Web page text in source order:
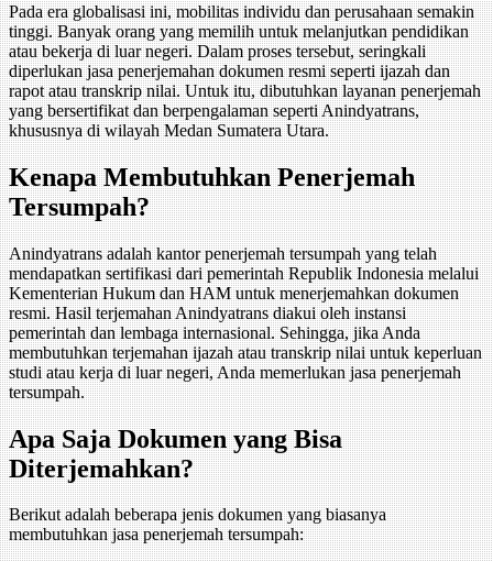
Pada era globalisasi ini, mobilitas individu dan perusahaan semakin
tinggi. Banyak orang yang memilih untuk melanjutkan pendidikan
atau bekerja di luar negeri. Dalam proses tersebut, seringkali
diperlukan jasa penerjemahan dokumen resmi seperti ijazah dan
rapot atau transkrip nilai. Untuk itu, dibutuhkan layanan penerjemah
yang bersertifikat dan berpengalaman seperti Anindyatrans,
khususnya di wilayah Medan Sumatera Utara.
Kenapa Membutuhkan Penerjemah
Tersumpah?
Anindyatrans adalah kantor penerjemah tersumpah yang telah
mendapatkan sertifikasi dari pemerintah Republik Indonesia melalui
Kementerian Hukum dan HAM untuk menerjemahkan dokumen
resmi. Hasil terjemahan Anindyatrans diakui oleh instansi
pemerintah dan lembaga internasional. Sehingga, jika Anda
membutuhkan terjemahan ijazah atau transkrip nilai untuk keperluan
studi atau kerja di luar negeri, Anda memerlukan jasa penerjemah
tersumpah.
Apa Saja Dokumen yang Bisa
Diterjemahkan?
Berikut adalah beberapa jenis dokumen yang biasanya
membutuhkan jasa penerjemah tersumpah: